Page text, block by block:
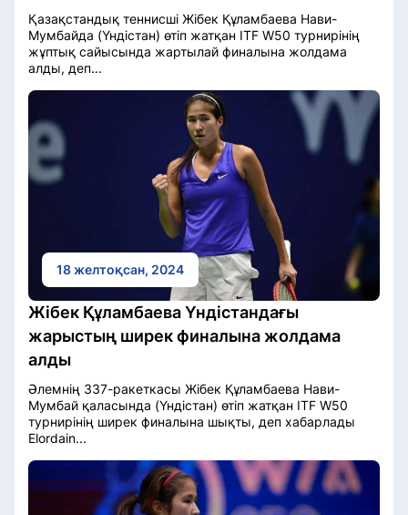
Қазақстандық теннисші Жібек Құламбаева Нави-
Мумбайда (Үндістан) өтіп жатқан ITF W50 турнирінің
жұптық сайысында жартылай финалына жолдама
алды, деп...
18 желтоқсан, 2024
Жібек Құламбаева Үндістандағы
жарыстың ширек финалына жолдама
алды
Әлемнің 337-ракеткасы Жібек Құламбаева Нави-
Мумбай қаласында (Үндістан) өтіп жатқан ITF W50
турнирінің ширек финалына шықты, деп хабарлады
Elordain...